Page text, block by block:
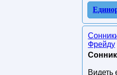
Фрейду
Сонник
Видеть